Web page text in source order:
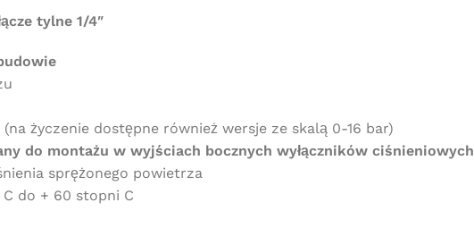
tylne 1/4″
życzenie dostępne również wersje ze skalą 0-16 bar)
do montażu w wyjściach bocznych wyłączników ciśnieniowych
sprężonego powietrza
do + 60 stopni C
Darmowa
dostawa